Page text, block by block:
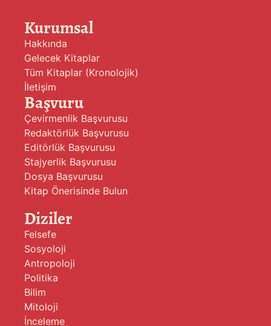
Kurumsal
Hakkında
Gelecek Kitaplar
Tüm Kitaplar (Kronolojik)
İletişim
Başvuru
Çevirmenlik Başvurusu
Redaktörlük Başvurusu
Editörlük Başvurusu
Stajyerlik Başvurusu
Dosya Başvurusu
Kitap Önerisinde Bulun
Diziler
Felsefe
Sosyoloji
Antropoloji
Politika
Bilim
Mitoloji
İnceleme